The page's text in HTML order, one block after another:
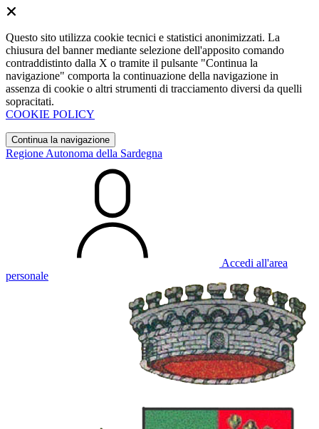
Questo sito utilizza cookie tecnici e statistici anonimizzati. La
chiusura del banner mediante selezione dell'apposito comando
contraddistinto dalla X o tramite il pulsante "Continua la
navigazione" comporta la continuazione della navigazione in
assenza di cookie o altri strumenti di tracciamento diversi da quelli
sopracitati.
COOKIE POLICY
Continua la navigazione
Regione Autonoma della Sardegna
Accedi all'area
personale